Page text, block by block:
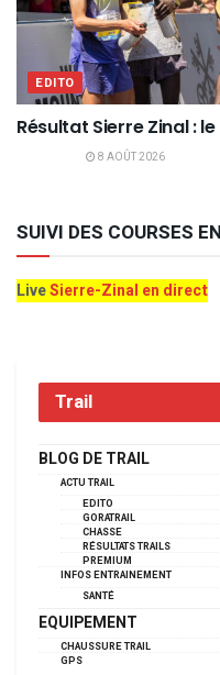
EDITO
Résultat Sierre Zinal :
8 AOÛT 2026
SUIVI DES COURSES
LiveSierre-Zinal en direct
Trail
BLOG DE TRAIL
ACTU TRAIL
EDITO
GORATRAIL
CHASSE
RÉSULTATS TRAILS
PREMIUM
INFOS ENTRAINEMENT
SANTÉ
EQUIPEMENT
CHAUSSURE TRAIL
GPS